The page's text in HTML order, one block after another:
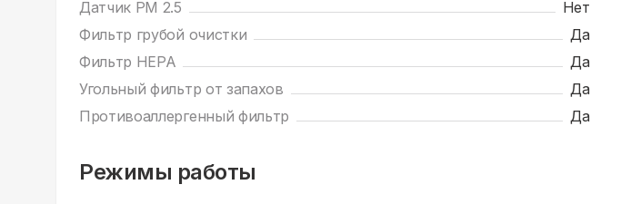
Датчик РМ 2.5
Нет
Фильтр грубой очистки
Да
Фильтр HEPA
Да
Угольный фильтр от запахов
Да
Противоаллергенный фильтр
Да
Режимы работы